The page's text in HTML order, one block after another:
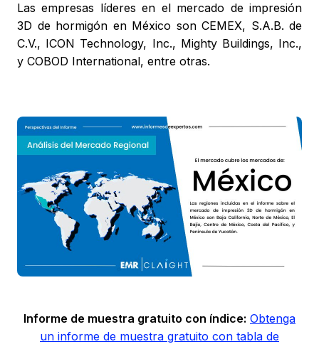
Las empresas líderes en el mercado de impresión
3D de hormigón en México son CEMEX, S.A.B. de
C.V., ICON Technology, Inc., Mighty Buildings, Inc.,
y COBOD International, entre otras.
Informe de muestra gratuito con índice: Obtenga
un informe de muestra gratuito con tabla de